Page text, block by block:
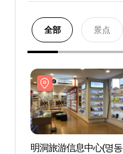
全部 景点
明洞旅游信息中心(명동